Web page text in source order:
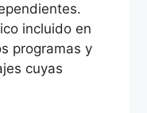
incluido en
programas y
cuyas